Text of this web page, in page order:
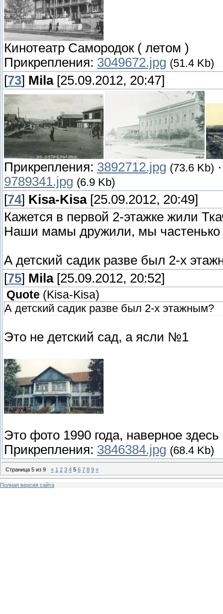
Кинотеатр Самородок ( летом )
Прикрепления: 3049672.jpg (51.4 Kb)
[73] Mila[25.09.2012, 20:47]
Прикрепления: 3892712.jpg (73.6 Kb)
9789341.jpg (6.9 Kb)
[74] Kisa-Kisa[25.09.2012, 20:49]
Кажется в первой 2-этажке жили
Наши мамы дружили, мы частенько
А детский садик разве был 2-х
[75] Mila[25.09.2012, 20:52]
Quote ( Kisa-Kisa)
А детский садик разве был 2-х этажным?
Это не детский сад, а ясли №1
Это фото 1990 года, наверное
Прикрепления: 3846384.jpg (68.4 Kb)
Страница 5 из 9 « 1 2 3 4 5 6 7 8 9 »
Полная версия сайта